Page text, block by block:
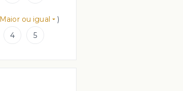
Maior ou igual
)
4 5